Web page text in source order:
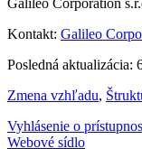
Galileo Corporation
Kontakt: Galileo
Posledná aktualizácia:
Zmena vzhľadu,
Vyhlásenie o
Webové sídlo